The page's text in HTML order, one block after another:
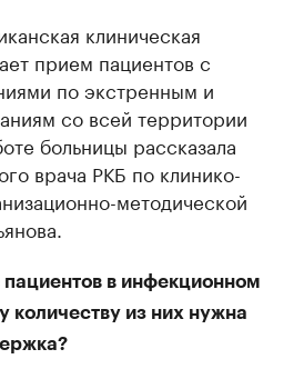
клиническая
прием пациентов с
по экстренным и
со всей территории
больницы рассказала
врача РКБ по клинико-
методической
в инфекционном
количеству из них нужна